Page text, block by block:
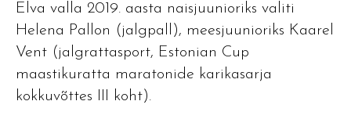
Elva valla 2019. aasta naisjuunioriks valiti
Helena Pallon (jalgpall), meesjuunioriks Kaarel
Vent (jalgrattasport, Estonian Cup
maastikuratta maratonide karikasarja
kokkuvõttes III koht).